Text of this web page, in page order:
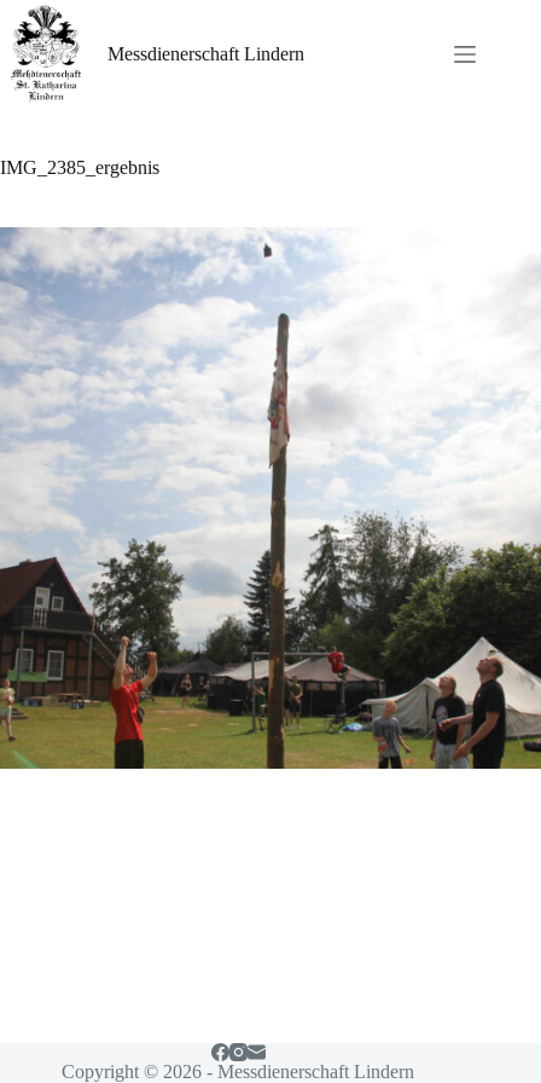
Zum
Inhalt
springen
Messdienerschaft Lindern
IMG_2385_ergebnis
Copyright © 2026 - Messdienerschaft Lindern